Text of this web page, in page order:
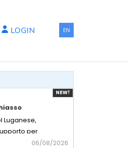
LOGIN EN
NEW!
Luganese,
per
di alta06/08/2026